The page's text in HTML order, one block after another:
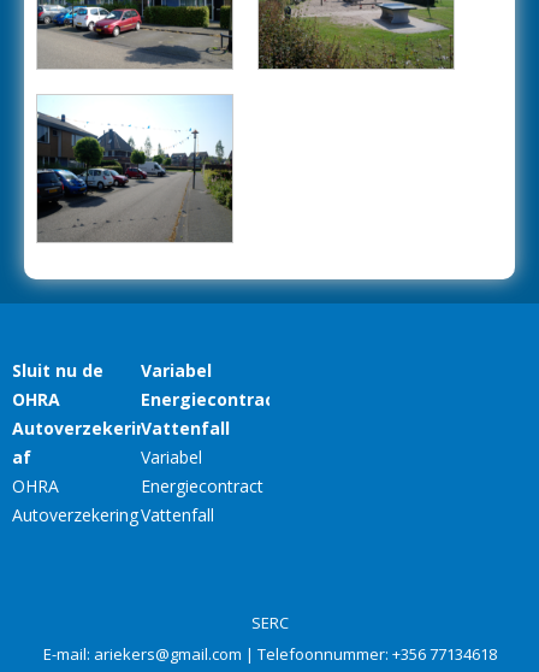
SERC
E-mail: ariekers@gmail.com | Telefoonnummer: +356 77134618